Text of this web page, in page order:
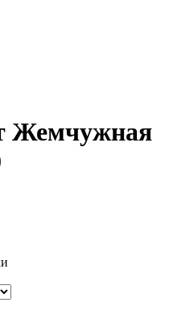
Жемчужная